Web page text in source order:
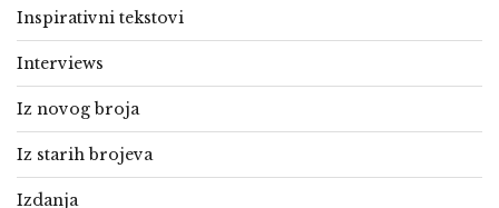
Inspirativni tekstovi
Interviews
Iz novog broja
Iz starih brojeva
Izdanja